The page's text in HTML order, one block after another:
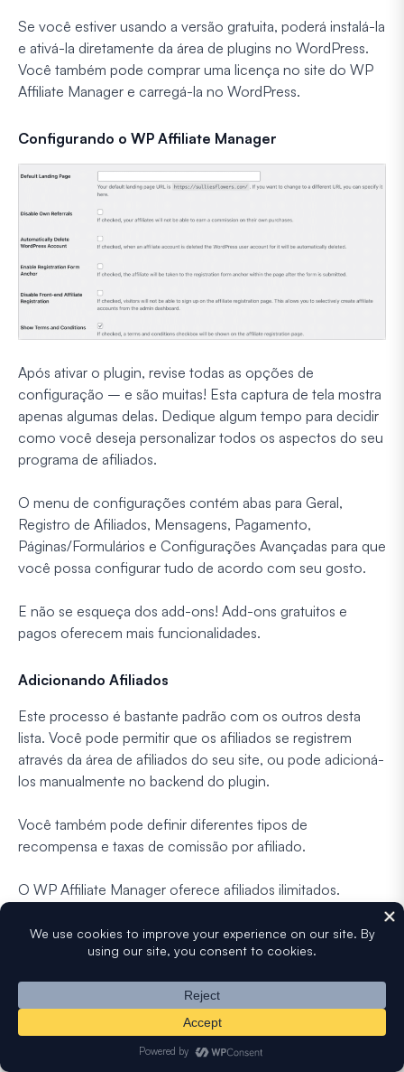
Se você estiver usando a versão gratuita, poderá instalá-la
e ativá-la diretamente da área de plugins no WordPress.
Você também pode comprar uma licença no site do WP
Affiliate Manager e carregá-la no WordPress.
Configurando o WP Affiliate Manager
Após ativar o plugin, revise todas as opções de
configuração – e são muitas! Esta captura de tela mostra
apenas algumas delas. Dedique algum tempo para decidir
como você deseja personalizar todos os aspectos do seu
programa de afiliados.
O menu de configurações contém abas para Geral,
Registro de Afiliados, Mensagens, Pagamento,
Páginas/Formulários e Configurações Avançadas para que
você possa configurar tudo de acordo com seu gosto.
E não se esqueça dos add-ons! Add-ons gratuitos e
pagos oferecem mais funcionalidades.
Adicionando Afiliados
Este processo é bastante padrão com os outros desta
lista. Você pode permitir que os afiliados se registrem
através da área de afiliados do seu site, ou pode adicioná-
los manualmente no backend do plugin.
Você também pode definir diferentes tipos de
recompensa e taxas de comissão por afiliado.
O WP Affiliate Manager oferece afiliados ilimitados.
Pagamentos
pode gerenciar pagamentos em massa por valor
pendente ou por intervalo de datas. Para configurar isso,
você precisa se registrar para uma conta com sua conta
PayPal Premier ou Business e obter um nome de usuário